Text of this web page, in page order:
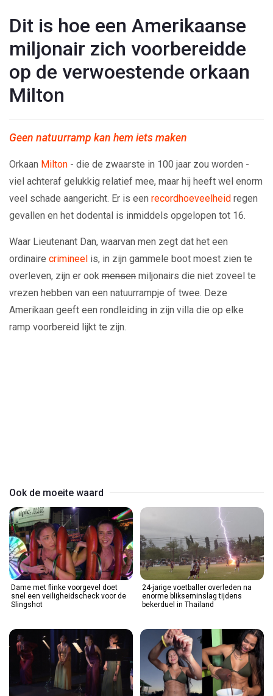
Dit is hoe een Amerikaanse
miljonair zich voorbereidde
op de verwoestende orkaan
Milton
Geen natuurramp kan hem iets maken
Orkaan Milton - die de zwaarste in 100 jaar zou worden -
viel achteraf gelukkig relatief mee, maar hij heeft wel enorm
veel schade aangericht. Er is een recordhoeveelheid regen
gevallen en het dodental is inmiddels opgelopen tot 16.
Waar Lieutenant Dan, waarvan men zegt dat het een
ordinaire crimineel is, in zijn gammele boot moest zien te
overleven, zijn er ook mensen miljonairs die niet zoveel te
vrezen hebben van een natuurrampje of twee. Deze
Amerikaan geeft een rondleiding in zijn villa die op elke
ramp voorbereid lijkt te zijn.
Ook de moeite waard
Dame met flinke voorgevel doet
snel een veiligheidscheck voor de
Slingshot
24-jarige voetballer overleden na
enorme blikseminslag tijdens
bekerduel in Thailand